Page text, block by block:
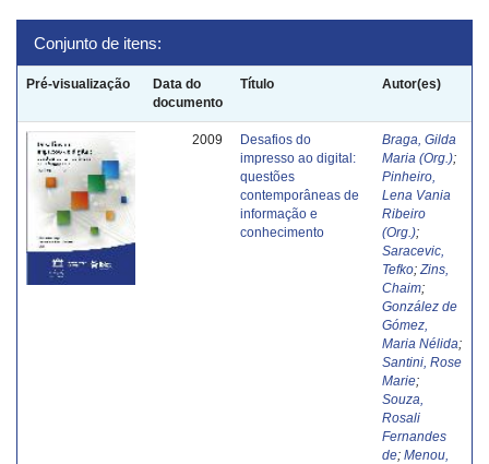
Conjunto de itens:
Pré-visualização
Data do
documento
Título Autor(es)
2009
Desafios do
impresso ao digital:
questões
contemporâneas de
informação e
conhecimento
Braga, Gilda
Maria (Org.);
Pinheiro,
Lena Vania
Ribeiro
(Org.);
Saracevic,
Tefko; Zins,
Chaim;
González de
Gómez,
Maria Nélida;
Santini, Rose
Marie;
Souza,
Rosali
Fernandes
de; Menou,